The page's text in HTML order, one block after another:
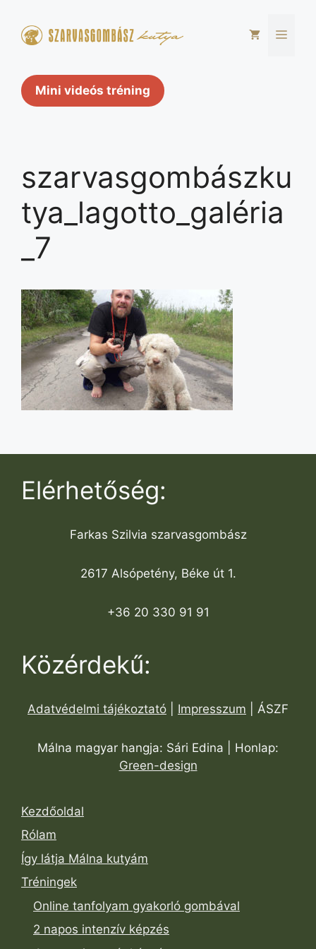
tartalomba
Mini videós tréning
szarvasgombászku
tya_lagotto_galéria
_7
Elérhetőség:
Farkas Szilvia szarvasgombász
2617 Alsópetény, Béke út 1.
+36 20 330 91 91
Közérdekű:
Adatvédelmi tájékoztató Impresszum | ÁSZF
Málna magyar hangja: Sári Edina | Honlap:
Green-design
Kezdőoldal
Rólam
Így látja Málna kutyám
Tréningek
Online tanfolyam gyakorló gombával
2 napos intenzív képzés